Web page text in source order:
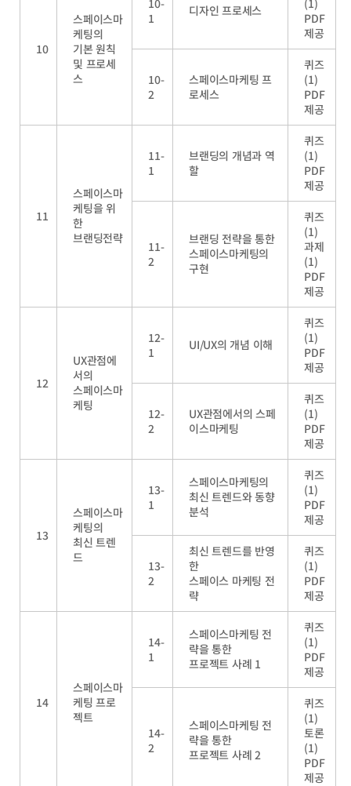
10
스페이스마
케팅의
기본 원칙
및 프로세
스
1
디자인 프로세스
PDF
제공
10-
2
스페이스마케팅 프
로세스
퀴즈
(1)
PDF
제공
11
스페이스마
케팅을 위
한
브랜딩전략
11-
1
브랜딩의 개념과 역
할
퀴즈
(1)
PDF
제공
11-
2
브랜딩 전략을 통한
스페이스마케팅의
구현
퀴즈
(1)
과제
(1)
PDF
제공
12
UX관점에
서의
스페이스마
케팅
12-
1
UI/UX의 개념 이해
퀴즈
(1)
PDF
제공
12-
2
UX관점에서의 스페
이스마케팅
퀴즈
(1)
PDF
제공
13
스페이스마
케팅의
최신 트렌
드
13-
1
스페이스마케팅의
최신 트렌드와 동향
분석
퀴즈
(1)
PDF
제공
13-
2
최신 트렌드를 반영
한
스페이스 마케팅 전
략
퀴즈
(1)
PDF
제공
14
스페이스마
케팅 프로
젝트
14-
1
스페이스마케팅 전
략을 통한
프로젝트 사례 1
퀴즈
(1)
PDF
제공
14-
2
스페이스마케팅 전
략을 통한
프로젝트 사례 2
퀴즈
(1)
토론
(1)
PDF
제공